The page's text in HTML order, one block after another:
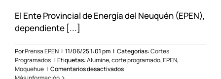
El Ente Provincial de Energía del Neuquén (EPEN),
dependiente [...]
PorPrensa EPEN | 11/06/25 1:01 pm | Categorías:Cortes
Programados | Etiquetas:Alumine,corte programado,EPEN,
Moquehue | Comentarios desactivadosen